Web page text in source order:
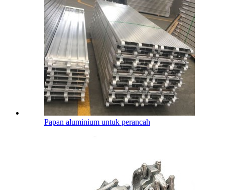
Papan aluminium untuk perancah